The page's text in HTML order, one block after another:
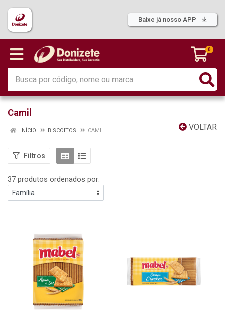
Baixe já nosso APP
0
Camil
VOLTAR
INÍCIO BISCOITOS CAMIL
Filtros
37 produtos ordenados por: